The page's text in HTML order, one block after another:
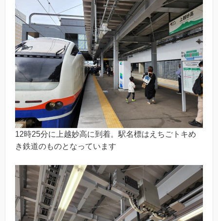
12時25分に上越妙高に到着。駅名標はえちごトキめ
き鉄道のものとなっています